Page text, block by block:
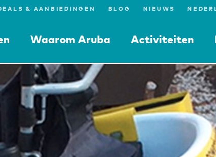
& AANBIEDINGEN BLOG NIEUWS
Waarom Aruba Activiteiten